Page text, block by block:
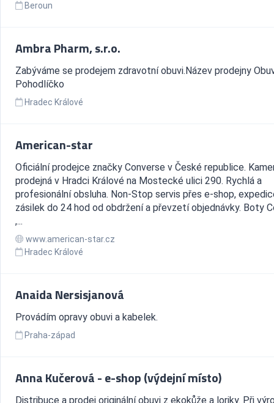
Beroun
Ambra Pharm, s.r.o.
Zabýváme se prodejem zdravotní obuvi.Název prodejny
Pohodlíčko
Hradec Králové
American-star
Oficiální prodejce značky Converse v České republice.
prodejná v Hradci Králové na Mostecké ulici 290. Rychlá a
profesionální obsluha. Non-Stop servis přes e-shop,
zásilek do 24 hod od obdržení a převzetí objednávky. Boty
,...
www.american-star.cz
Hradec Králové
Anaida Nersisjanová
Provádím opravy obuvi a kabelek.
Praha-západ
Anna Kučerová - e-shop (výdejní místo)
Distribuce a prodej originální obuvi z ekokůže a loriky. Při